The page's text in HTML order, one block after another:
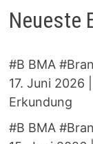
Neueste
#B BMA
17. Juni 2026
Erkundung
#B BMA